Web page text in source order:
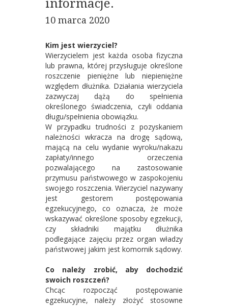
informacje.
10 marca 2020
Kim jest wierzyciel?
Wierzycielem jest każda osoba fizyczna
lub prawna, której przysługuje określone
roszczenie pieniężne lub niepieniężne
względem dłużnika. Działania wierzyciela
zazwyczaj dążą do spełnienia
określonego świadczenia, czyli oddania
długu/spełnienia obowiązku.
W przypadku trudności z pozyskaniem
należności wkracza na drogę sądową,
mającą na celu wydanie wyroku/nakazu
zapłaty/innego orzeczenia
pozwalającego na zastosowanie
przymusu państwowego w zaspokojeniu
swojego roszczenia. Wierzyciel nazywany
jest gestorem postępowania
egzekucyjnego, co oznacza, że może
wskazywać określone sposoby egzekucji,
czy składniki majątku dłużnika
podlegające zajęciu przez organ władzy
państwowej jakim jest komornik sądowy.
Co należy zrobić, aby dochodzić
swoich roszczeń?
Chcąc rozpocząć postępowanie
egzekucyjne, należy złożyć stosowne